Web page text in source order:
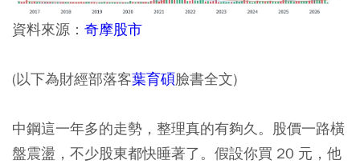
資料來源： 奇摩股市
(以下為財經部落客葉育碩臉書全文)
中鋼這一年多的走勢，整理真的有夠久。股價一路橫
盤震盪，不少股東都快睡著了。假設你買 20 元，他